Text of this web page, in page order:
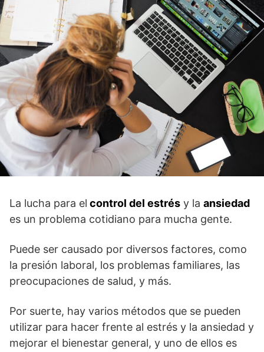
La lucha para el control del estrés y la ansiedad
es un problema cotidiano para mucha gente.
Puede ser causado por diversos factores, como
la presión laboral, los problemas familiares, las
preocupaciones de salud, y más.
Por suerte, hay varios métodos que se pueden
utilizar para hacer frente al estrés y la ansiedad y
mejorar el bienestar general, y uno de ellos es